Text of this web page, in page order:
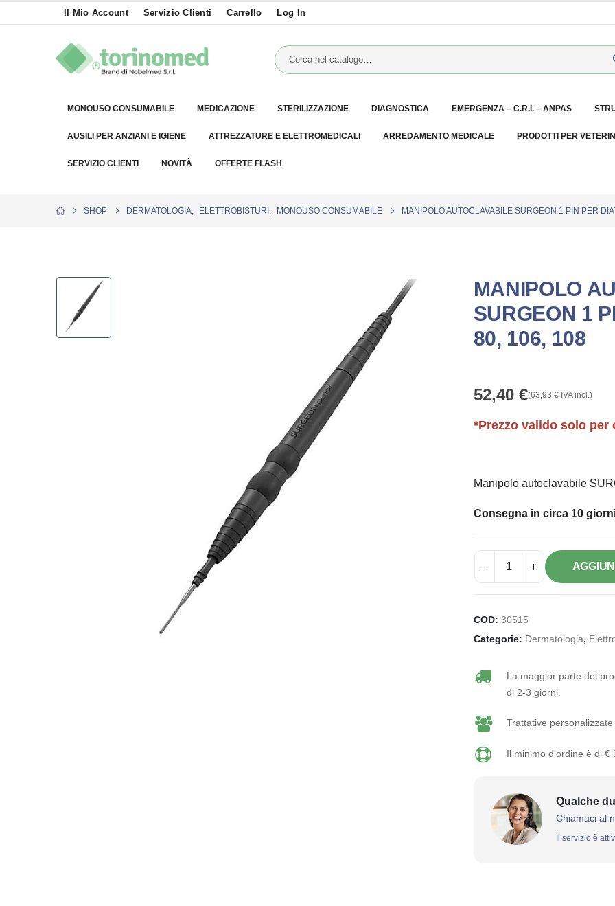
Il Mio Account Servizio Clienti Carrello Log In
MONOUSO CONSUMABILE MEDICAZIONE STERILIZZAZIONE DIAGNOSTICA EMERGENZA – C.R.I. – ANPAS
AUSILI PER ANZIANI E IGIENE ATTREZZATURE E ELETTROMEDICALI ARREDAMENTO MEDICALE PRODOTTI PER
SERVIZIO CLIENTI NOVITÀ OFFERTE FLASH
SHOP DERMATOLOGIA ELETTROBISTURI MONOUSO CONSUMABILE MANIPOLO AUTOCLAVABILE SURGEON 1 PIN PER
MANIPOLO
SURGEON 1
80, 106, 108
52,40 €(63,93 €IVA incl.)
*Prezzo valido solo per
Manipolo autoclavabile
Consegna in circa 10
COD: 30515
Categorie: Dermatologia,
La maggior parte dei
di 2-3 giorni.
Trattative
Il minimo d'ordine è di €
Qualche
Chiamaci al
Il servizio è